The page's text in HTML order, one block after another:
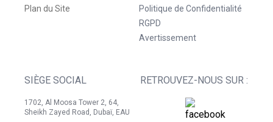
Plan du Site
Politique de Confidentialité
RGPD
Avertissement
SIÈGE SOCIAL
1702, Al Moosa Tower 2, 64,
Sheikh Zayed Road, Dubaï, EAU
RETROUVEZ-NOUS SUR :